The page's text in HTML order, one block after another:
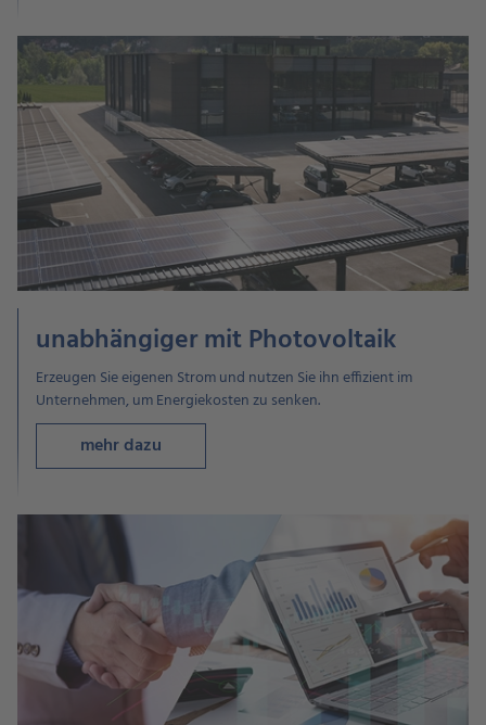
unabhängiger mit Photovoltaik
Erzeugen Sie eigenen Strom und nutzen Sie ihn effizient im
Unternehmen, um Energiekosten zu senken.
mehr dazu